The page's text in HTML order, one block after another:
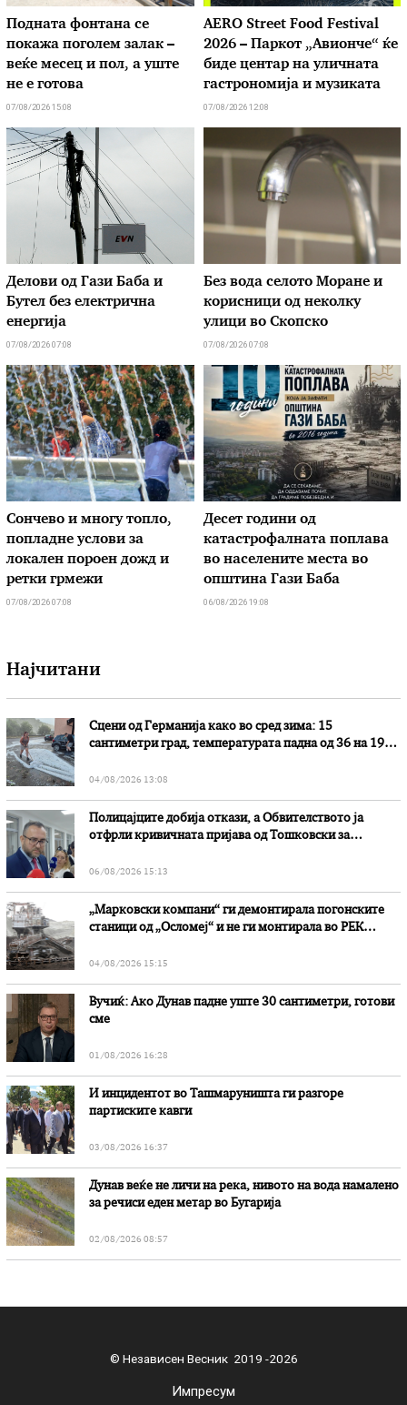
Подната фонтана се
покажа поголем залак –
веќе месец и пол, а уште
не е готова
07/08/2026 15:08
AERO Street Food Festival
2026 – Паркот „Авионче“ ќе
биде центар на уличната
гастрономија и музиката
07/08/2026 12:08
Делови од Гази Баба и
Бутел без електрична
енергија
07/08/2026 07:08
Без вода селото Моране и
корисници од неколку
улици во Скопско
07/08/2026 07:08
Сончево и многу топло,
попладне услови за
локален пороен дожд и
ретки грмежи
07/08/2026 07:08
Десет години од
катастрофалната поплава
во населените места во
општина Гази Баба
06/08/2026 19:08
Најчитани
Сцени од Германија како во сред зима: 15
сантиметри град, температурата падна од 36 на 19
04/08/2026 13:08
Полицајците добија откази, а Обвителството ја
отфрли кривичната пријава од Тошковски за
06/08/2026 15:13
„Марковски компани“ ги демонтирала погонските
станици од „Осломеј“ и не ги монтирала во РЕК
04/08/2026 15:15
Вучиќ: Ако Дунав падне уште 30 сантиметри, готови
сме
01/08/2026 16:28
И инцидентот во Ташмаруништa ги разгоре
партиските кавги
03/08/2026 16:37
Дунав веќе не личи на река, нивото на вода намалено
за речиси еден метар во Бугарија
02/08/2026 08:57
© Независен Весник 2019 -2026
Импресум